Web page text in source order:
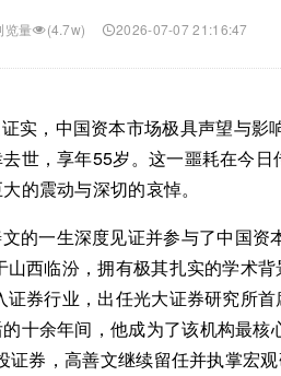
览量 (4.7w) 2026-07-07 21:16:47
实，中国资本市场极具声望与影
世，享年55岁。这一噩耗在今日
的震动与深切的哀悼。
的一生深度见证并参与了中国资
西临汾，拥有极其扎实的学术
券行业，出任光大证券研究所
十余年间，他成为了该机构最核
券，高善文继续留任并执掌宏